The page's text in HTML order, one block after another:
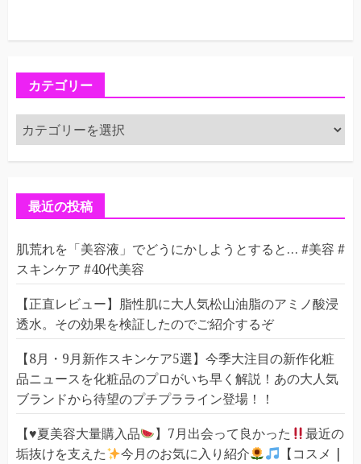
カテゴリー
カ
テ
ゴ
最近の投稿
肌荒れを「美容液」でどうにかしようとすると… #美容 #
スキンケア #40代美容
【正直レビュー】脂性肌に大人気松山油脂のアミノ酸浸
透水。その効果を検証したのでご紹介するぞ
【8月・9月新作スキンケア5選】今季大注目の新作化粧
品ニュースを化粧品のプロがいち早く解説！あの大人気
ブランドから待望のプチプラライン登場！！
【♥️夏美容大量購入品 】7月出会って良かった
最近の
垢抜けを支えた
今月のお気に入り紹介
【コスメ |